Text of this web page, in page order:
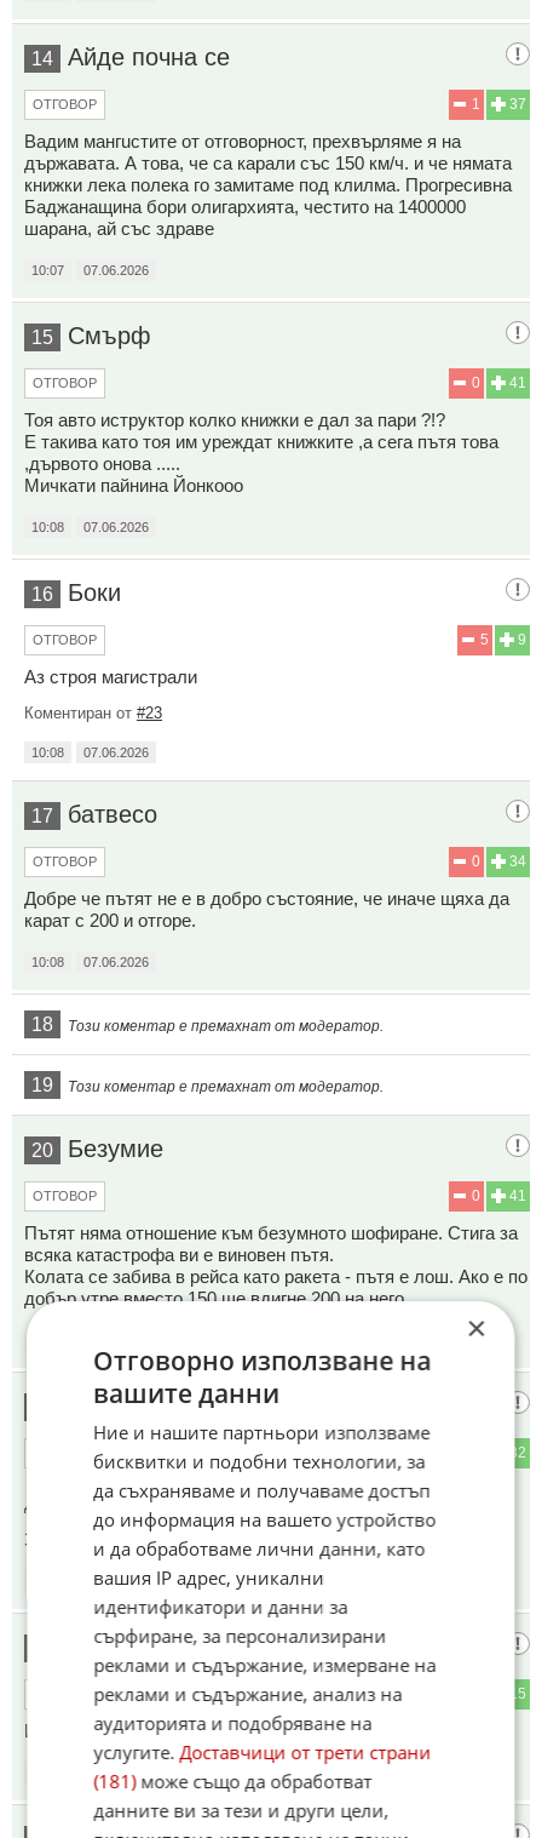
14 Айде почна се
37
1
ОТГОВОР
Вадим мaнгucтите от отговорност, прехвърляме я на
държавата. А това, че са карали със 150 км/ч. и че нямата
книжки лека полека го замитаме под клилма. Прогресивна
Баджанащина бори олигархията, честито на 1400000
шарана, ай със здраве
10:07 07.06.2026
15 Смърф
41
0
ОТГОВОР
Тоя авто иструктор колко книжки е дал за пари ?!?
Е такива като тоя им уреждат книжките ,а сега пътя това
,дървото онова .....
Мичкати пайнина Йонкооо
10:08 07.06.2026
16 Боки
9
5
ОТГОВОР
Аз строя магистрали
Коментиран от #23
10:08 07.06.2026
17 батвесо
34
0
ОТГОВОР
Добре че пътят не е в добро състояние, че иначе щяха да
карат с 200 и отгоре.
10:08 07.06.2026
18 Този коментар е премахнат от модератор.
19 Този коментар е премахнат от модератор.
20 Безумие
41
0
ОТГОВОР
Пътят няма отношение към безумното шофиране. Стига за
всяка катастрофа ви е виновен пътя.
Колата се забива в рейса като ракета - пътя е лош. Ако е по
добър утре вместо 150 ще вдигне 200 на него,
Азз
32
ОТГОВОР
До коментар #1от "Гост":
Започна се обработката на общественото мнение...
07.06.2026
е па
15
ОТГОВОР
И аз съм експерт. Защо не ме питат?😂
07.06.2026
×
Отговорно използване на
вашите данни
Ние и нашите партньори използваме
бисквитки и подобни технологии, за
да съхраняваме и получаваме достъп
до информация на вашето устройство
и да обработваме лични данни, като
вашия IP адрес, уникални
идентификатори и данни за
сърфиране, за персонализирани
реклами и съдържание, измерване на
реклами и съдържание, анализ на
аудиторията и подобряване на
услугите.Доставчици от трети страни
(181)може също да обработват
данните ви за тези и други цели,